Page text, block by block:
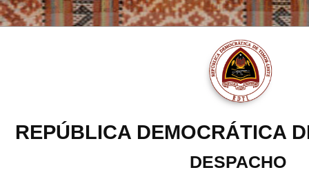
REPÚBLICA DEMOCRÁTICA
DESPACHO